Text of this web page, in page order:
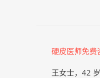
硬皮医师免费
王女士，42